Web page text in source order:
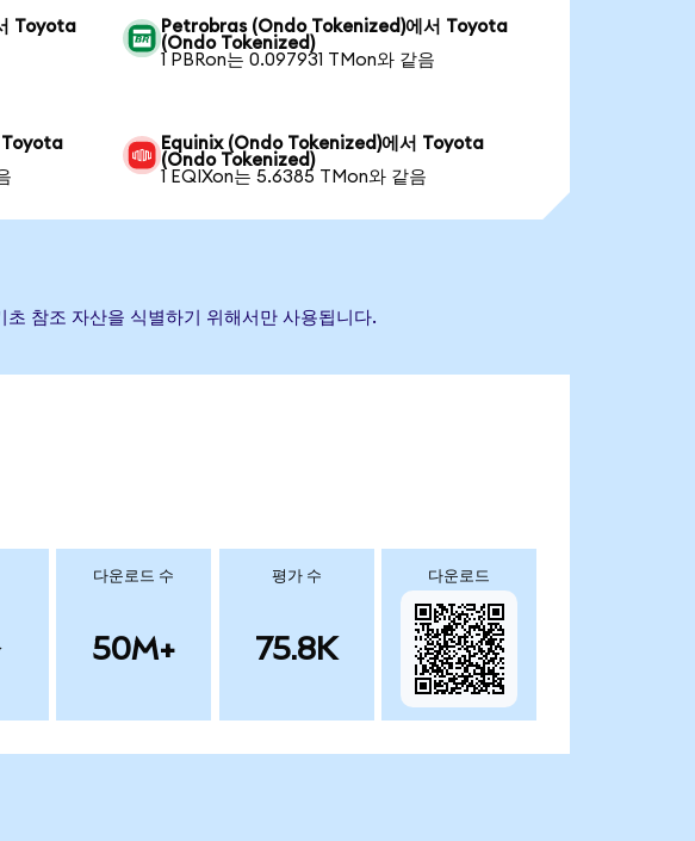
Toyota
Petrobras (Ondo Tokenized)에서 Toyota
(Ondo Tokenized)
1 PBRon는 0.097931 TMon와 같음
Equinix (Ondo Tokenized)에서 Toyota
(Ondo Tokenized)
1 EQIXon는 5.6385 TMon와 같음
참조 자산을 식별하기 위해서만 사용됩니다.
다운로드 수
50M+
평가 수
75.8K
다운로드